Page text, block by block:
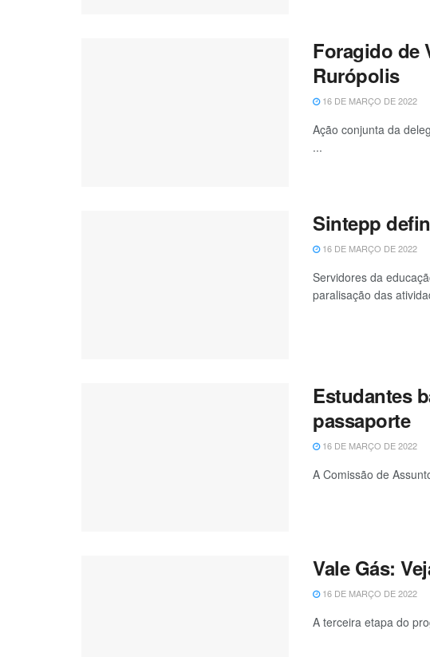
Foragido de
Rurópolis
16 DE MARÇO DE 2022
Ação conjunta da
...
Sintepp
16 DE MARÇO DE 2022
Servidores da
paralisação das
Estudantes
passaporte
16 DE MARÇO DE 2022
A Comissão de
Vale Gás:
16 DE MARÇO DE 2022
A terceira etapa do